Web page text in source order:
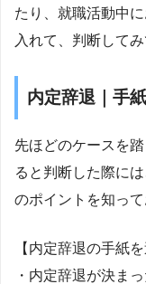
たり、就職活動中
入れて、判断してみ
内定辞退｜手
先ほどのケースを
ると判断した際に
のポイントを知っ
【内定辞退の手紙
・内定辞退が決ま